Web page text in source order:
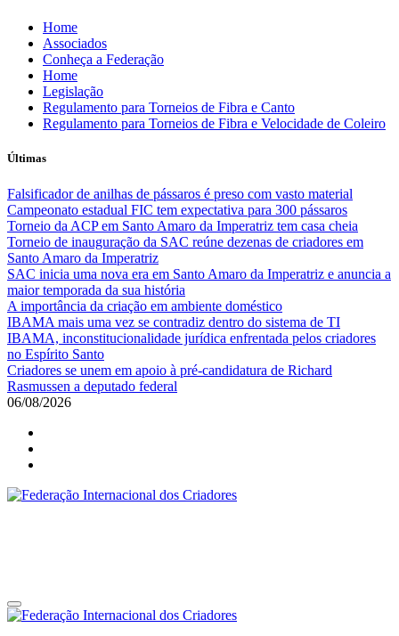
Skip
content
Home
Associados
Conheça a Federação
Home
Legislação
Regulamento para Torneios de Fibra e Canto
Regulamento para Torneios de Fibra e Velocidade de Coleiro
Últimas
Falsificador de anilhas de pássaros é preso com vasto material
Campeonato estadual FIC tem expectativa para 300 pássaros
Torneio da ACP em Santo Amaro da Imperatriz tem casa cheia
Torneio de inauguração da SAC reúne dezenas de criadores em
Santo Amaro da Imperatriz
SAC inicia uma nova era em Santo Amaro da Imperatriz e anuncia a
maior temporada da sua história
A importância da criação em ambiente doméstico
IBAMA mais uma vez se contradiz dentro do sistema de TI
IBAMA, inconstitucionalidade jurídica enfrentada pelos criadores
no Espírito Santo
Criadores se unem em apoio à pré-candidatura de Richard
Rasmussen a deputado federal
06/08/2026